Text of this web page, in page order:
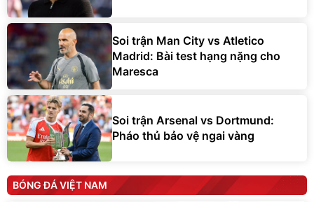
Soi trận Man City vs Atletico
Madrid: Bài test hạng nặng cho
Maresca
Soi trận Arsenal vs Dortmund:
Pháo thủ bảo vệ ngai vàng
BÓNG ĐÁ VIỆT NAM